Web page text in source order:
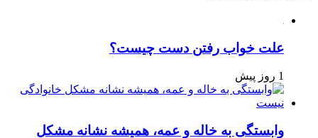
علت خواب رفتن دست چیست؟
1 روز پیش
وابستگی به خاله و عمه، همیشه نشانه مشکل